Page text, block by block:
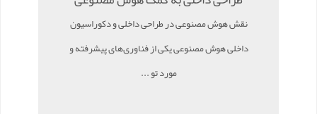
نقش هوش مصنوعی در طراحی داخلی و دکوراسیون
داخلی هوش مصنوعی یکی از فناوری‌های پیشرفته و
مورد تو ...